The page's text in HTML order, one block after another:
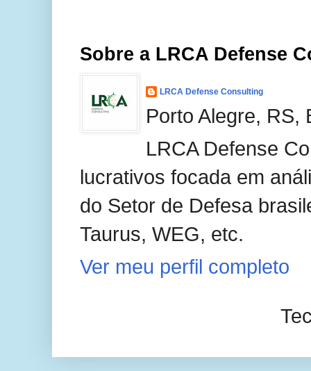
Sobre a LRCA Defense
LRCA Defense Consulting
Porto Alegre, RS,
LRCA Defense
lucrativos focada em
do Setor de Defesa
Taurus, WEG, etc.
Ver meu perfil completo